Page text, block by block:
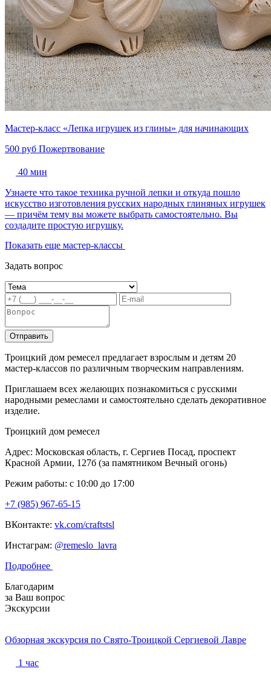
Мастер-класс «Лепка игрушек из глины» для начинающих
500 руб Пожертвование
40 мин
Узнаете что такое техника ручной лепки и откуда пошло
искусство изготовления русских народных глиняных игрушек
— причём тему вы можете выбрать самостоятельно. Вы
создадите простую игрушку.
Показать еще мастер-классы
Задать вопрос
Отправить
Троицкий дом ремесел предлагает взрослым и детям 20
мастер-классов по различным творческим направлениям.
Приглашаем всех желающих познакомиться с русскими
народными ремеслами и самостоятельно сделать декоративное
изделие.
Троицкий дом ремесел
Адрес: Московская область, г. Сергиев Посад, проспект
Красной Армии, 127б (за памятником Вечный огонь)
Режим работы: с 10:00 до 17:00
+7 (985) 967-65-15
ВКонтакте: vk.com/craftstsl
Инстаграм: @remeslo_lavra
Подробнее
Благодарим
за Ваш вопрос
Экскурсии
Обзорная экскурсия по Свято-Троицкой Сергиевой Лавре
1 час